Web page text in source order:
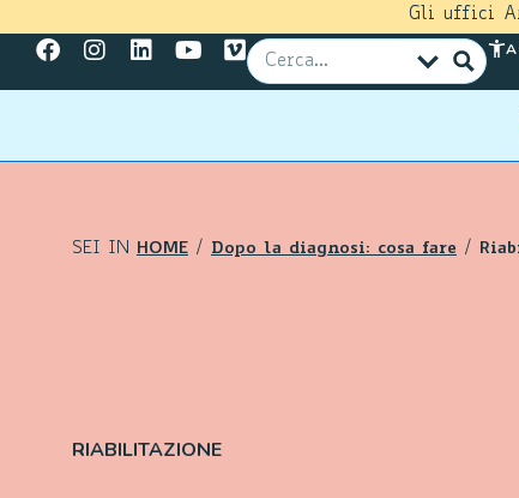
Gli uffici
SEI IN HOME / Dopo la diagnosi: cosa fare /
RIABILITAZIONE